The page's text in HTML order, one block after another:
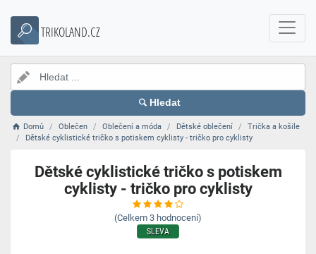
TRIKOLAND.CZ
Hledat
Domů Oblečen Oblečení a móda Dětské oblečení
Trička a košile
Dětské cyklistické tričko s potiskem cyklisty - tričko pro cyklisty
Dětské cyklistické tričko s potiskem
cyklisty - tričko pro cyklisty
(Celkem 3 hodnocení)
SLEVA